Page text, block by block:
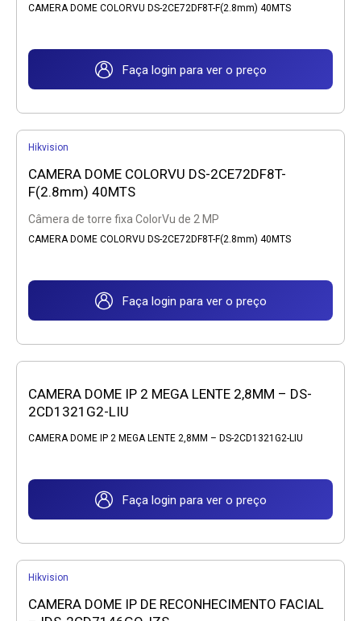
CAMERA DOME COLORVU DS-2CE72DF8T-F(2.8mm) 40MTS
Faça login para ver o preço
Hikvision
CAMERA DOME COLORVU DS-2CE72DF8T-
F(2.8mm) 40MTS
Câmera de torre fixa ColorVu de 2 MP
CAMERA DOME COLORVU DS-2CE72DF8T-F(2.8mm) 40MTS
Faça login para ver o preço
CAMERA DOME IP 2 MEGA LENTE 2,8MM – DS-
2CD1321G2-LIU
CAMERA DOME IP 2 MEGA LENTE 2,8MM – DS-2CD1321G2-LIU
Faça login para ver o preço
Hikvision
CAMERA DOME IP DE RECONHECIMENTO FACIAL